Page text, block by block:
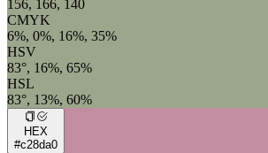
156, 166, 140
CMYK
6%, 0%, 16%, 35%
HSV
83°, 16%, 65%
HSL
83°, 13%, 60%
HEX
#c28da0